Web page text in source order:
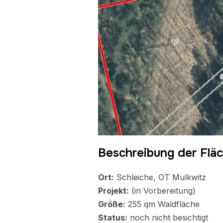
Beschreibung der
Ort: Schleiche, OT Mulkwitz
Projekt: (in Vorbereitung)
Größe: 255 qm Waldfläche
Status: noch nicht besichtigt